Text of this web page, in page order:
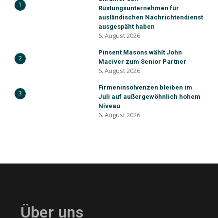
1
Rüstungsunternehmen für
ausländischen Nachrichtendienst
ausgespäht haben
6. August 2026
2
Pinsent Masons wählt John
Maciver zum Senior Partner
6. August 2026
3
Firmeninsolvenzen bleiben im
Juli auf außergewöhnlich hohem
Niveau
6. August 2026
Über uns